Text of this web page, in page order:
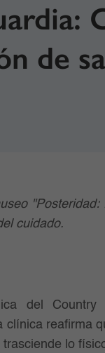
de
cuidado.
del Country
reafirma
lo